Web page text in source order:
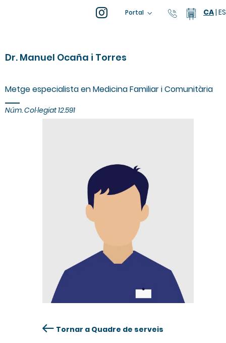
Portal 93 805 04
CA| ES
Dr. Manuel Ocaña i Torres
Metge especialista en Medicina Familiar i Comunitària
Núm. Col·legiat12.591
Tornar a Quadre de serveis